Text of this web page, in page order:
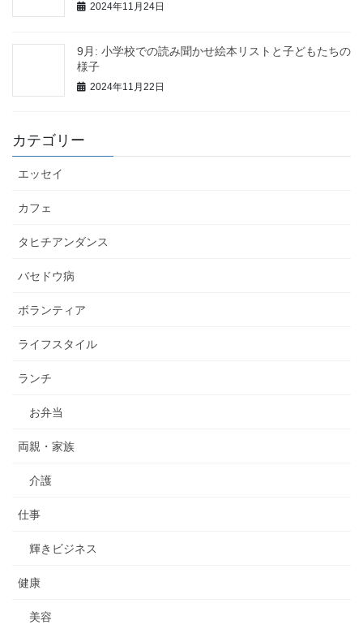
2024年11月24日
9月: 小学校での読み聞かせ絵本リストと子どもたちの
様子
2024年11月22日
カテゴリー
エッセイ
カフェ
タヒチアンダンス
バセドウ病
ボランティア
ライフスタイル
ランチ
お弁当
両親・家族
介護
仕事
輝きビジネス
健康
美容